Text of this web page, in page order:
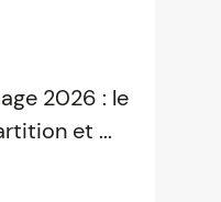
2026 : le
et ...